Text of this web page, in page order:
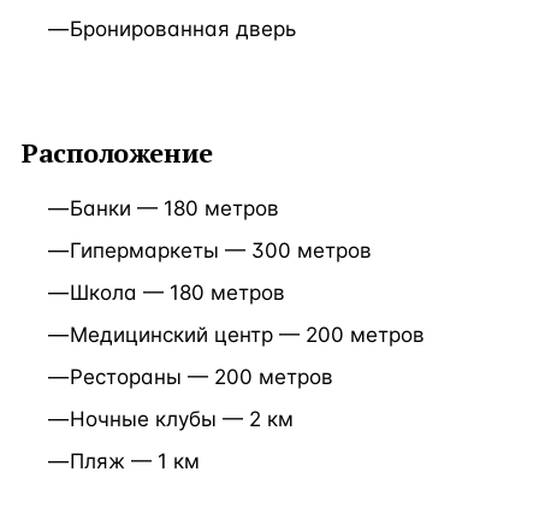
Бронированная дверь
Расположение
Банки — 180 метров
Гипермаркеты — 300 метров
Школа — 180 метров
Медицинский центр — 200 метров
Рестораны — 200 метров
Ночные клубы — 2 км
Пляж — 1 км